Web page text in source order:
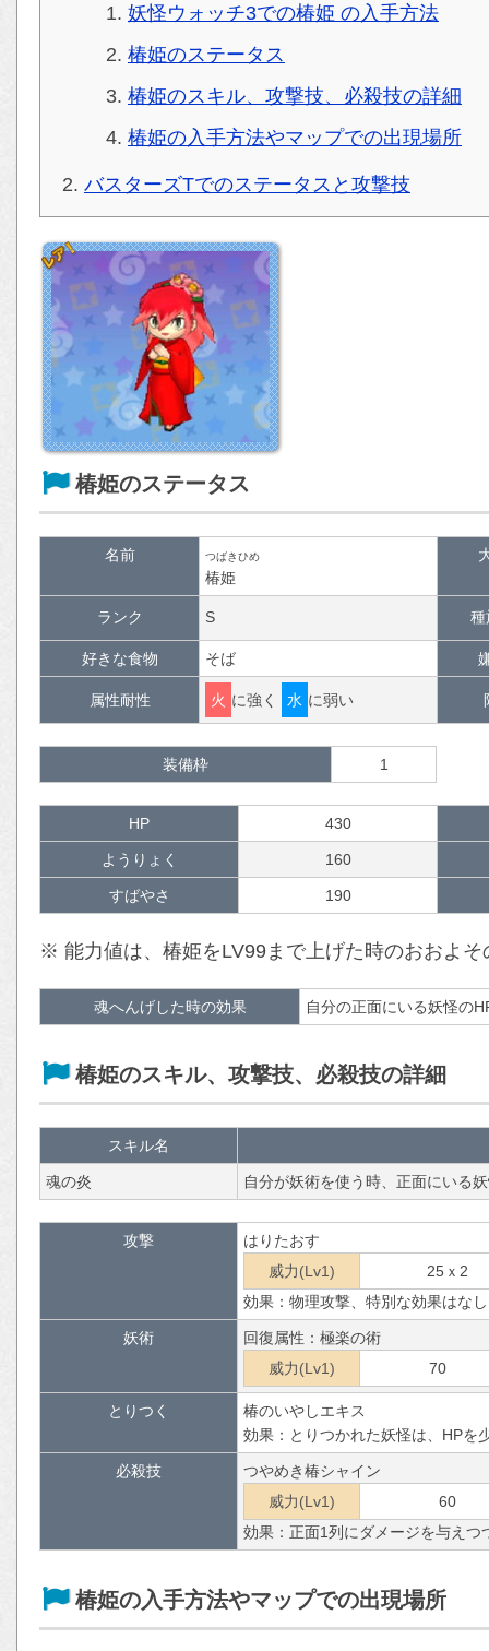
妖怪ウォッチ3での椿姫 の入手方法
椿姫のステータス
椿姫のスキル、攻撃技、必殺技の詳細
椿姫の入手方法やマップでの出現場所
バスターズTでのステータスと攻撃技
椿姫のステータス
名前 つばきひめ
椿姫
ランク S 種
好きな食物 そば
属性耐性 火 に強く 水 に弱い
装備枠 1
HP 430
ようりょく 160
すばやさ 190
※ 能力値は、椿姫をLV99まで上げた時のおおよそ
魂へんげした時の効果 自分の正面にいる妖怪の
椿姫のスキル、攻撃技、必殺技の詳細
スキル名
魂の炎 自分が妖術を使う時、正面にいる
攻撃
はりたおす
威力(Lv1)
25ｘ2
効果：物理攻撃、特別な効果はなし
妖術
回復属性：極楽の術
威力(Lv1)
70
とりつく
椿のいやしエキス
効果：とりつかれた妖怪は、HPを
必殺技
つやめき椿シャイン
威力(Lv1)
60
効果：正面1列にダメージを与えつ
椿姫の入手方法やマップでの出現場所